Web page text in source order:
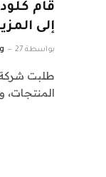
قام
إلى
بواسطة 27 يونيو، 2026